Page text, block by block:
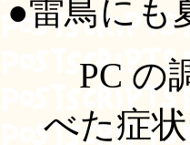
●雷鳥にも
PC の
べた症